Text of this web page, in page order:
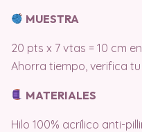
MUESTRA
20 pts x 7 vtas = 10 cm
Ahorra tiempo, verifica
MATERIALES
Hilo 100% acrílico anti-